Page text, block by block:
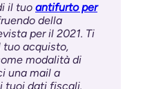
il tuo antifurto per
della
per il 2021. Ti
tuo acquisto,
modalità di
una mail a
tuoi dati fiscali.